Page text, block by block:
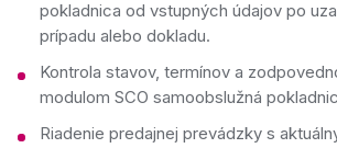
pokladnica od vstupných údajov po
prípadu alebo dokladu.
Kontrola stavov, termínov a
modulom SCO samoobslužná
Riadenie predajnej prevádzky s